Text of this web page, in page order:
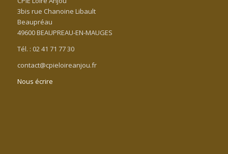
3bis rue Chanoine Libault
Beaupréau
49600 BEAUPREAU-EN-MAUGES
Tél. : 02 41 71 77 30
contact@cpieloireanjou.fr
Nous écrire